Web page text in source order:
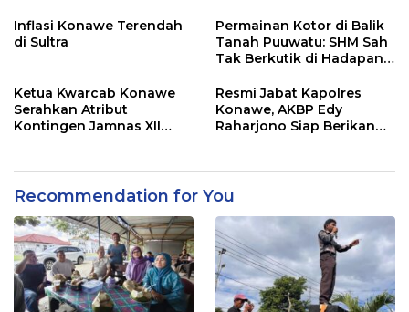
Inflasi Konawe Terendah
di Sultra
Permainan Kotor di Balik
Tanah Puuwatu: SHM Sah
Tak Berkutik di Hadapan
Ketua Kwarcab Konawe
Serahkan Atribut
Kontingen Jamnas XII
Resmi Jabat Kapolres
Konawe, AKBP Edy
Raharjono Siap Berikan
Recommendation for You